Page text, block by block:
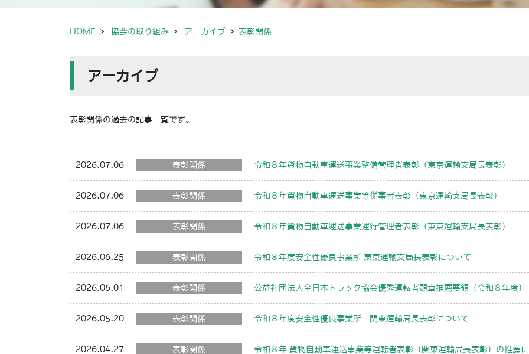
HOME 協会の取り組み アーカイブ 表彰関係
アーカイブ
表彰関係の過去の記事一覧です。
2026.07.06 表彰関係 令和８年貨物自動車運送事業整備管理者表彰（東京運輸支局長表彰）
2026.07.06 表彰関係 令和８年貨物自動車運送事業等従事者表彰（東京運輸支局長表彰）
2026.07.06 表彰関係 令和８年貨物自動車運送事業運行管理者表彰（東京運輸支局長表彰）
2026.06.25 表彰関係 令和８年度安全性優良事業所 東京運輸支局長表彰について
2026.06.01 表彰関係 公益社団法人全日本トラック協会優秀運転者顕章推薦要領（令和８年度）
2026.05.20 表彰関係 令和８年度安全性優良事業所 関東運輸局長表彰について
2026.04.27 表彰関係 令和８年 貨物自動車運送事業等運転者表彰（関東運輸局長表彰）の推薦